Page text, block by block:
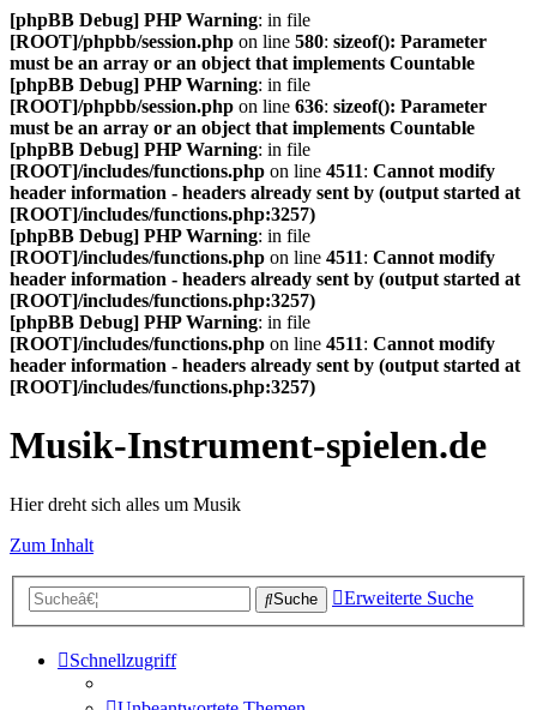
[phpBB Debug] PHP Warning: in file
[ROOT]/phpbb/session.php on line 580: sizeof(): Parameter
must be an array or an object that implements Countable
[phpBB Debug] PHP Warning: in file
[ROOT]/phpbb/session.php on line 636: sizeof(): Parameter
must be an array or an object that implements Countable
[phpBB Debug] PHP Warning: in file
[ROOT]/includes/functions.php on line 4511: Cannot modify
header information - headers already sent by (output started at
[ROOT]/includes/functions.php:3257)
[phpBB Debug] PHP Warning: in file
[ROOT]/includes/functions.php on line 4511: Cannot modify
header information - headers already sent by (output started at
[ROOT]/includes/functions.php:3257)
[phpBB Debug] PHP Warning: in file
[ROOT]/includes/functions.php on line 4511: Cannot modify
header information - headers already sent by (output started at
[ROOT]/includes/functions.php:3257)
Musik-Instrument-spielen.de
Hier dreht sich alles um Musik
Zum Inhalt
Suche Erweiterte Suche
Schnellzugriff